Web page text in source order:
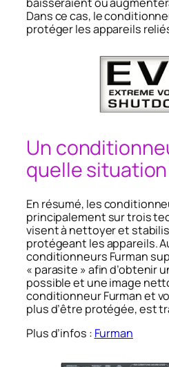
baisseraient ou
Dans ce cas, le
protéger les appareils
Un
quelle situation
En résumé, les
principalement sur trois
visent à nettoyer et
protégeant les appareils.
conditionneurs Furman
« parasite » afin d’obtenir
possible et une image
conditionneur Furman et
plus d’être protégée, est
Plus d’infos : Furman